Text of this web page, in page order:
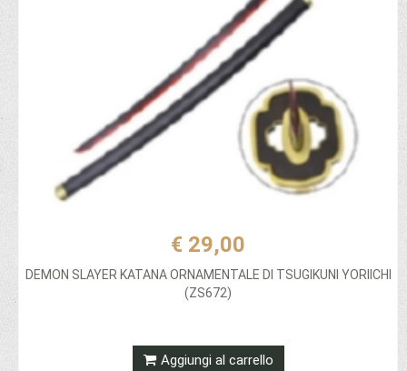
€ 29,00
DEMON SLAYER KATANA ORNAMENTALE DI TSUGIKUNI YORIICHI
(ZS672)
Aggiungi al carrello